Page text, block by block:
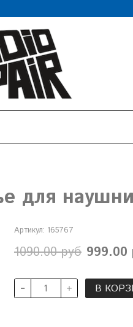
для
Артикул: 165767
1090.00 руб 999.00
В